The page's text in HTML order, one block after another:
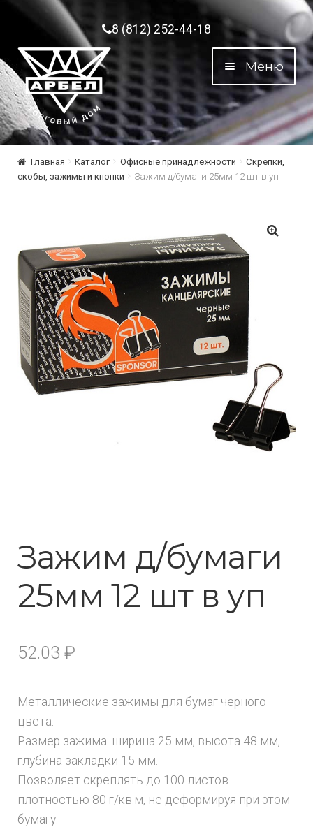
Перейти к навигации
Перейти к содержимому8 (812) 252-44-18
Меню
Главная Каталог Офисные принадлежности
Скрепки,
скобы, зажимы и кнопки
Зажим д/бумаги 25мм 12 шт в уп
Зажим д/бумаги
25мм 12 шт в уп
52.03 ₽
Металлические зажимы для бумаг черного
цвета.
Размер зажима: ширина 25 мм, высота 48 мм,
глубина закладки 15 мм.
Позволяет скреплять до 100 листов
плотностью 80 г/кв.м, не деформируя при этом
бумагу.